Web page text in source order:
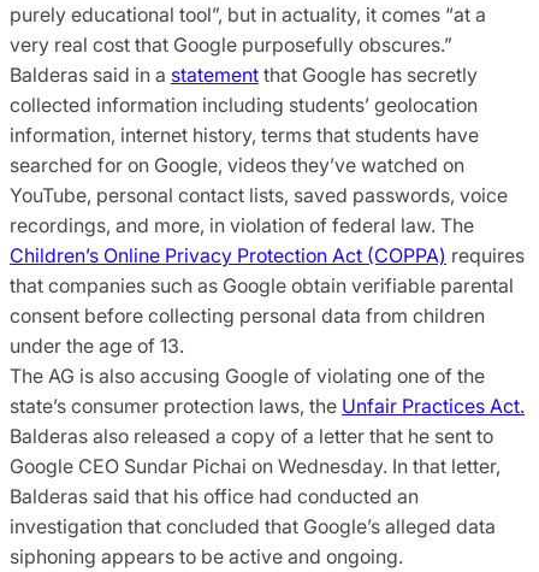
purely educational tool”, but in actuality, it comes “at a
very real cost that Google purposefully obscures.”
Balderas said in a statement that Google has secretly
collected information including students’ geolocation
information, internet history, terms that students have
searched for on Google, videos they’ve watched on
YouTube, personal contact lists, saved passwords, voice
recordings, and more, in violation of federal law. The
Children’s Online Privacy Protection Act (COPPA) requires
that companies such as Google obtain verifiable parental
consent before collecting personal data from children
under the age of 13.
The AG is also accusing Google of violating one of the
state’s consumer protection laws, the Unfair Practices Act.
Balderas also released a copy of a letter that he sent to
Google CEO Sundar Pichai on Wednesday. In that letter,
Balderas said that his office had conducted an
investigation that concluded that Google’s alleged data
siphoning appears to be active and ongoing.